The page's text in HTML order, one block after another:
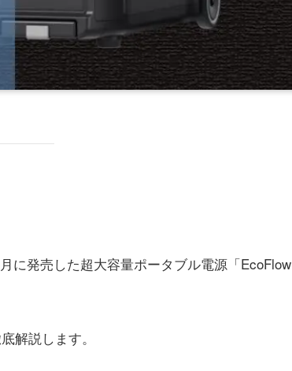
に発売した超大容量ポータブル電源「EcoFlow
解説します。